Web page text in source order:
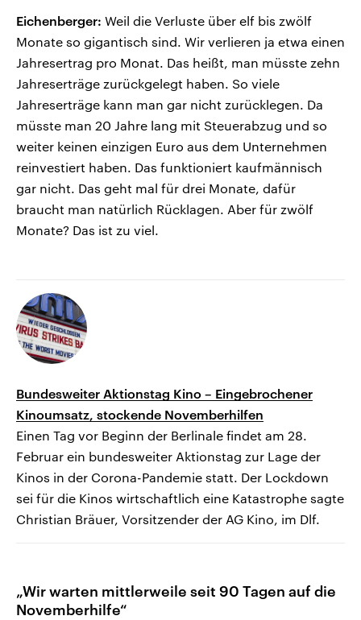
Eichenberger: Weil die Verluste über elf bis zwölf
Monate so gigantisch sind. Wir verlieren ja etwa einen
Jahresertrag pro Monat. Das heißt, man müsste zehn
Jahreserträge zurückgelegt haben. So viele
Jahreserträge kann man gar nicht zurücklegen. Da
müsste man 20 Jahre lang mit Steuerabzug und so
weiter keinen einzigen Euro aus dem Unternehmen
reinvestiert haben. Das funktioniert kaufmännisch
gar nicht. Das geht mal für drei Monate, dafür
braucht man natürlich Rücklagen. Aber für zwölf
Monate? Das ist zu viel.
Bundesweiter Aktionstag Kino – Eingebrochener
Kinoumsatz, stockende Novemberhilfen
Einen Tag vor Beginn der Berlinale findet am 28.
Februar ein bundesweiter Aktionstag zur Lage der
Kinos in der Corona-Pandemie statt. Der Lockdown
sei für die Kinos wirtschaftlich eine Katastrophe sagte
Christian Bräuer, Vorsitzender der AG Kino, im Dlf.
„Wir warten mittlerweile seit 90 Tagen auf die
Novemberhilfe“